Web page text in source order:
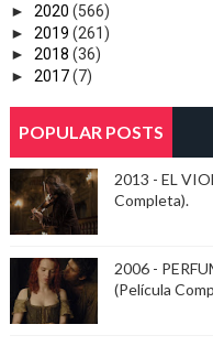
► 2020 (566)
► 2019 (261)
► 2018 (36)
► 2017(7)
POPULAR POSTS
2013 - EL
Completa).
2006 -
(Película